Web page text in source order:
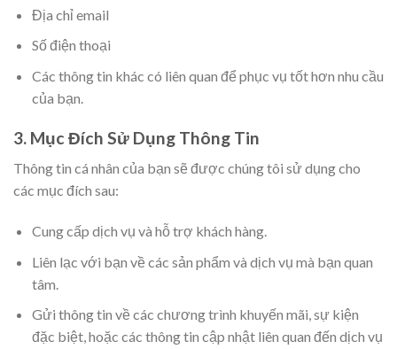
Địa chỉ email
Số điện thoại
Các thông tin khác có liên quan để phục vụ tốt hơn nhu cầu
của bạn.
3. Mục Đích Sử Dụng Thông Tin
Thông tin cá nhân của bạn sẽ được chúng tôi sử dụng cho
các mục đích sau:
Cung cấp dịch vụ và hỗ trợ khách hàng.
Liên lạc với bạn về các sản phẩm và dịch vụ mà bạn quan
tâm.
Gửi thông tin về các chương trình khuyến mãi, sự kiện
đặc biệt, hoặc các thông tin cập nhật liên quan đến dịch vụ